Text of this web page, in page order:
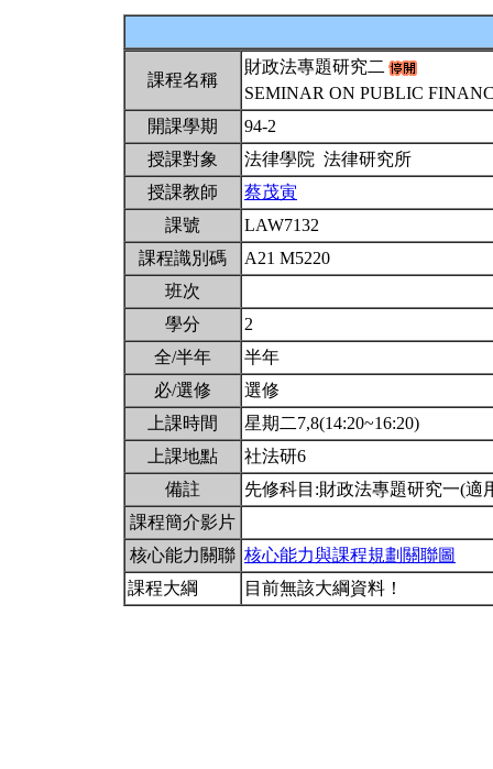
課程名稱
財政法專題研究二
SEMINAR ON PUBLIC
開課學期
94-2
授課對象
法律學院 法律研究所
授課教師
蔡茂寅
課號
LAW7132
課程識別碼
A21 M5220
班次
學分
2
全/半年
半年
必/選修
選修
上課時間
星期二7,8(14:20~16:20)
上課地點
社法研6
備註
先修科目:財政法專題研究一(適
課程簡介影片
核心能力關聯 核心能力與課程規劃關聯圖
課程大綱
目前無該大綱資料！